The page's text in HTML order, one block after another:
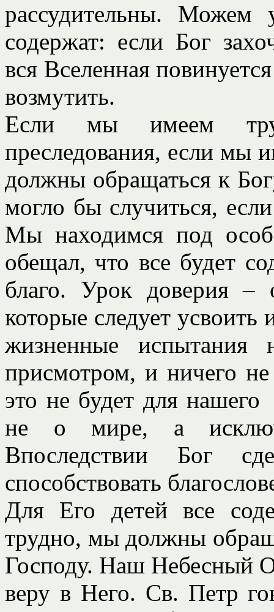
рассудительны. Можем
содержат: если Бог
вся Вселенная
возмутить.
Если мы имеем
преследования, если мы
должны обращаться к
могло бы случиться,
Мы находимся под
обещал, что все будет
благо. Урок доверия –
которые следует усвоить
жизненные испытания
присмотром, и ничего
это не будет для
не о мире, а
Впоследствии Бог
способствовать
Для Его детей все
трудно, мы должны
Господу. Наш Небесный
веру в Него. Св. Петр